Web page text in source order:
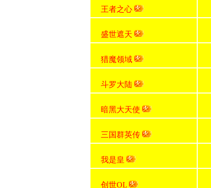
王者之心
盛世遮天
猎魔领域
斗罗大陆
暗黑大天使
三国群英传
我是皇
创世OL